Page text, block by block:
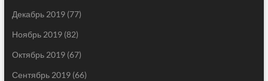
Декабрь 2019(77)
Ноябрь 2019(82)
Октябрь 2019(67)
Сентябрь 2019(66)